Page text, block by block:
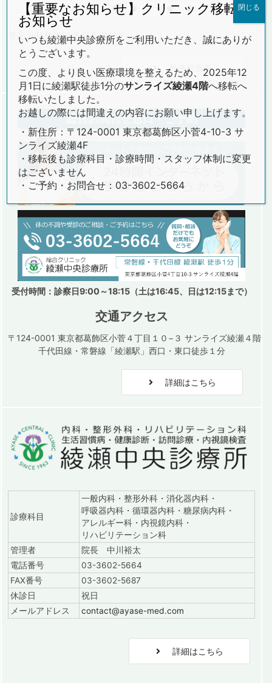
午後3:30～6:15 ● ● ／ ● ● ／ ／ ／
整形外科外来は予約不要です
外来担当表
総合お問合せ窓口・ご予約
受付時間：診察日9:00～18:15（土は16:45、日は12:15まで）
交通アクセス
〒124-0001 東京都葛飾区小菅４丁目１０−３ サンライズ綾瀬４階
千代田線・常磐線「綾瀬駅」西口・東口徒歩１分
詳細はこちら
診療科目
一般内科・整形外科・消化器内科・
呼吸器内科・循環器内科・糖尿病内科・
アレルギー科・内視鏡内科・
リハビリテーション科
管理者
院長 中川裕太
電話番号
03-3602-5664
FAX番号
03-3602-5687
休診日
祝日
メールアドレス
contact@ayase-med.com
詳細はこちら
【重要なお知らせ】クリニック移転の
お知らせ
いつも綾瀬中央診療所をご利用いただき、誠にありが
とうございます。
この度、より良い医療環境を整えるため、2025年12
月1日に綾瀬駅徒歩1分のサンライズ綾瀬4階へ移転へ
移転いたしました。
お越しの際には間違えの内容にお願い申し上げます。
・新住所：〒124-0001 東京都葛飾区小菅4-10-3 サ
ンライズ綾瀬4F
・移転後も診療科目・診療時間・スタッフ体制に変更
はございません
・ご予約・お問合せ：03-3602-5664
閉じる